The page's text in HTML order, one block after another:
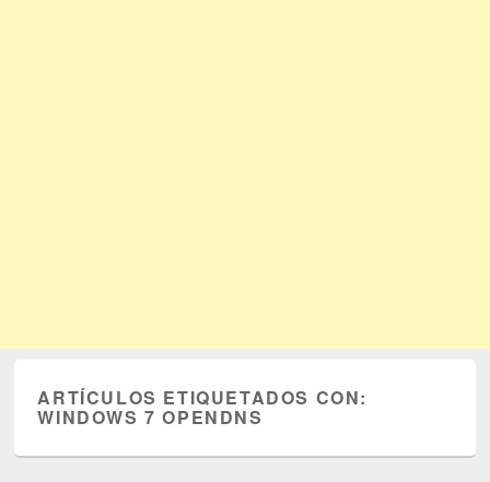
ARTÍCULOS ETIQUETADOS CON:
WINDOWS 7 OPENDNS